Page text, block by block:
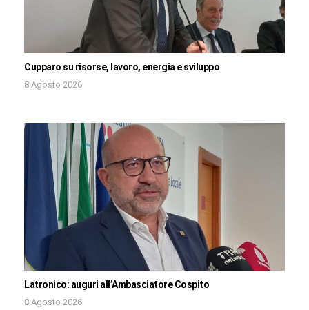
Cupparo su risorse, lavoro, energia e sviluppo
8 Agosto 2026
Latronico: auguri all’Ambasciatore Cospito
8 Agosto 2026